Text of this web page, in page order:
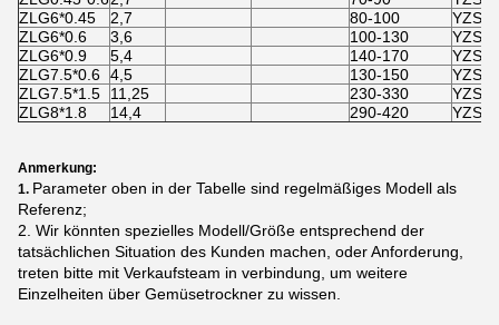
ZLG6*0.45
2,7 80-100
ZLG6*0.6
3,6 100-130
ZLG6*0.9
5,4 140-170
ZLG7.5*0.6 4,5 130-150
ZLG7.5*1.5
11,25 230-330
ZLG8*1.8
14,4 290-420
Anmerkung:
1. Parameter oben in der Tabelle sind regelmäßiges Modell als
Referenz;
2. Wir könnten spezielles Modell/Größe entsprechend der
tatsächlichen Situation des Kunden machen, oder Anforderung,
treten bitte mit Verkaufsteam in verbindung, um weitere
Einzelheiten über Gemüsetrockner zu wissen.